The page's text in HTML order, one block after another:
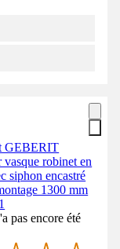
GEBERIT
robinet en
siphon encastré
1300 mm
pas encore été